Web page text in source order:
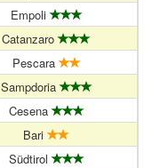
Empoli
Catanzaro
Pescara
Sampdoria
Cesena
Bari
Südtirol